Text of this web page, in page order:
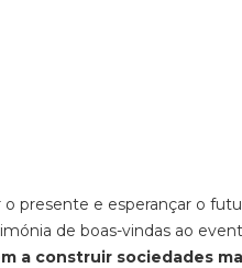
presente e esperançar o
de boas-vindas ao
a construir sociedades